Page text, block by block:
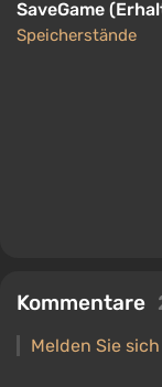
SaveGame
Maschinen)
Speicherstände
Kommentare
Melden Sie